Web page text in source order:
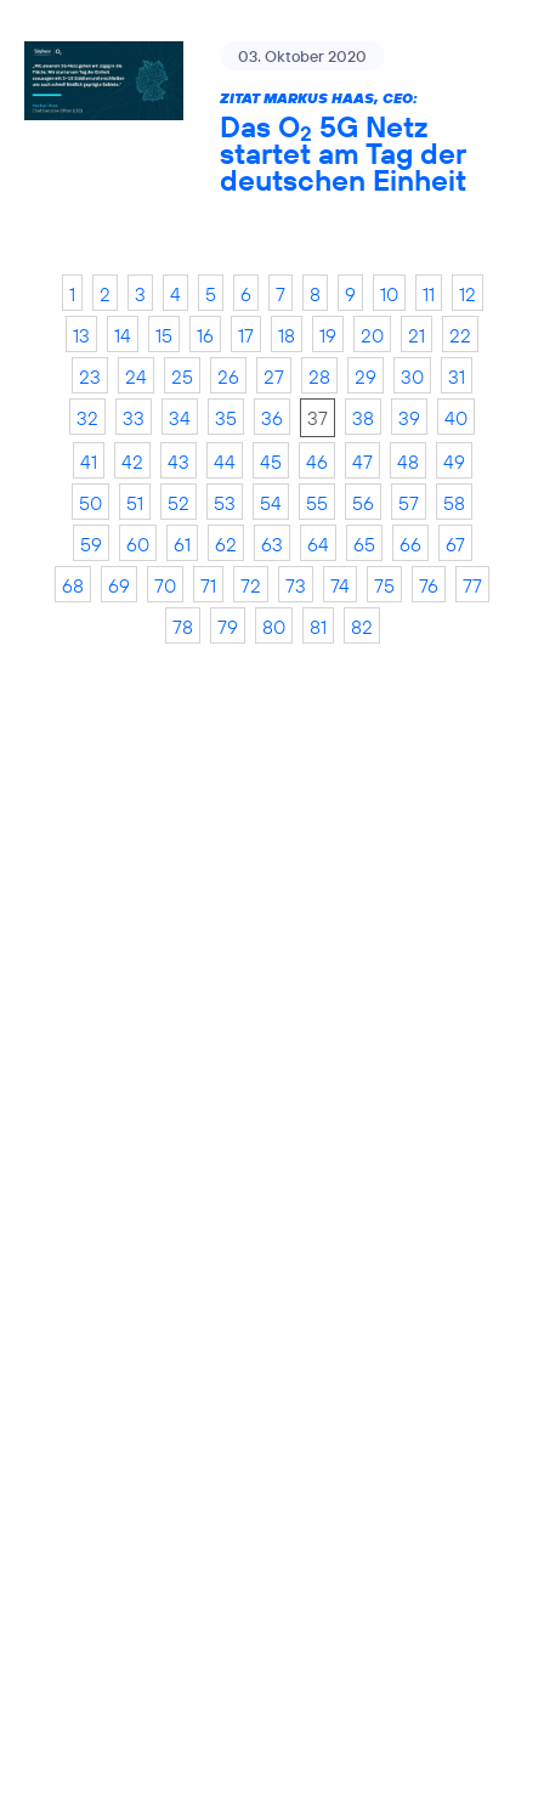
03. Oktober 2020
ZITAT MARKUS HAAS, CEO:
Das O2 5G Netz
startet am Tag der
deutschen Einheit
1 2 3 4 5 6 7 8 9 10 11
12
13
14 15 16 17 18 19 20 21
22
23
24 25 26 27 28 29 30
31
32
33 34 35 36 37 38 39
40
41
42 43 44 45 46 47 48
49
50
51 52 53 54 55 56 57
58
59
60 61 62 63 64 65 66
67
68
69 70 71 72 73 74 75 76
77
78
79 80 81 82